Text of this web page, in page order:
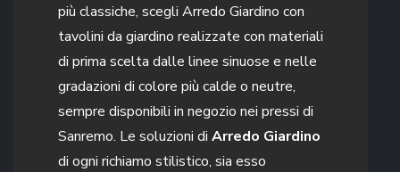
più classiche, scegli Arredo Giardino con
tavolini da giardino realizzate con materiali
di prima scelta dalle linee sinuose e nelle
gradazioni di colore più calde o neutre,
sempre disponibili in negozio nei pressi di
Sanremo. Le soluzioni di Arredo Giardino
di ogni richiamo stilistico, sia esso